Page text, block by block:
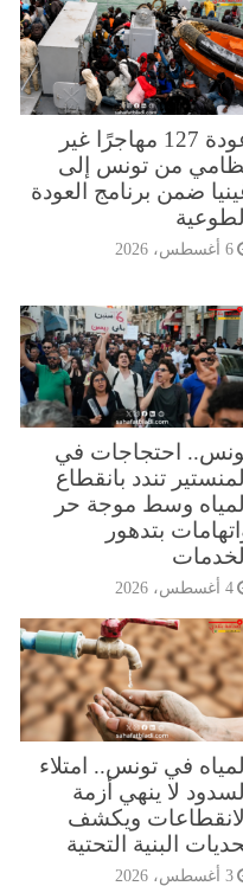
عودة 127 مهاجرًا غير
من تونس إلى
ضمن برنامج العودة
الطوعية
6 أغسطس، 2026
احتجاجات في
المنستير تندد بانقطاع
المياه وسط موجة حر
بتدهور
الخدمات
4 أغسطس، 2026
في تونس.. امتلاء
لا ينهي أزمة
ويكشف
البنية التحتية
3 أغسطس، 2026